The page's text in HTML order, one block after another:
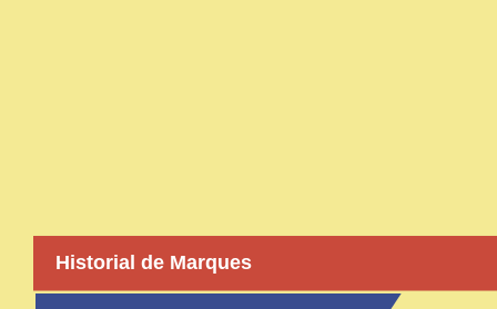
Historial de Marques